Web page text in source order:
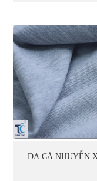
DA CÁ NHUYỄN